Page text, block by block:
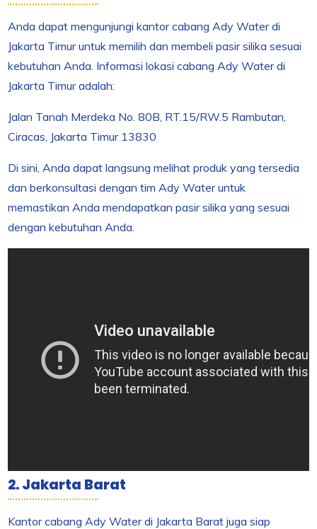
Anda dapat mengunjungi kantor cabang Ady Water di
Jakarta Timur untuk memilih dan membeli pasir silika sesuai
kebutuhan Anda. Informasi lokasi cabang Ady Water di
Jakarta Timur adalah:
Jalan Tanah Merdeka No. 80B, RT.15/RW.5 Rambutan,
Ciracas, Jakarta Timur 13830
Di sini, Anda dapat langsung melihat produk yang tersedia
dan berkonsultasi dengan tim Ady Water untuk
memastikan Anda mendapatkan pasir silika yang sesuai
dengan kebutuhan Anda.
2. Jakarta Barat
Kantor cabang Ady Water di Jakarta Barat juga siap